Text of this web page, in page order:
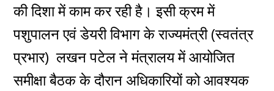
की दिशा में काम कर रही है। इसी क्रम में
पशुपालन एवं डेयरी विभाग के राज्यमंत्री (स्वतंत्र
प्रभार) लखन पटेल ने मंत्रालय में आयोजित
समीक्षा बैठक के दौरान अधिकारियों को आवश्यक